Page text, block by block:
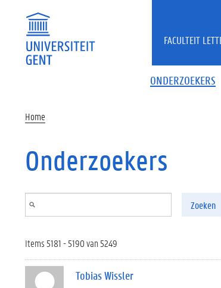
ONDERZOEKERS
FACULTEIT
Home
Onderzoekers
Zoeken
Items 5181 - 5190 van 5249
Tobias Wissler